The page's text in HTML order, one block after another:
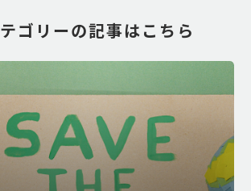
ゴリーの記事はこちら